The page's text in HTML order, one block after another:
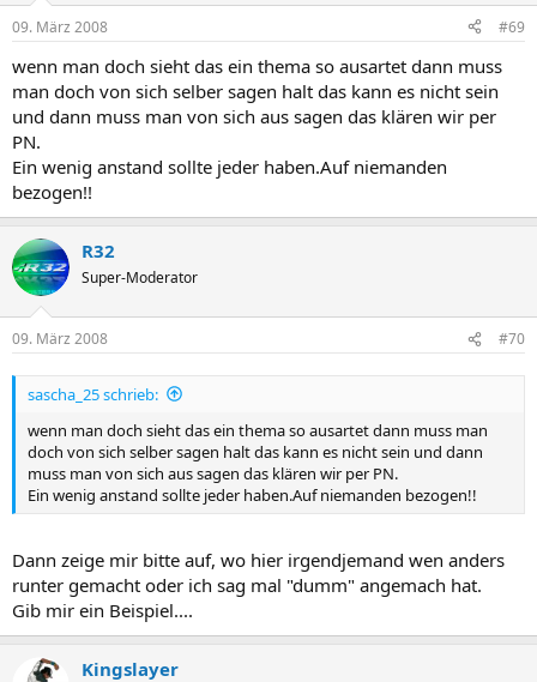
09. März 2008 #69
wenn man doch sieht das ein thema so ausartet dann muss
man doch von sich selber sagen halt das kann es nicht sein
und dann muss man von sich aus sagen das klären wir per
PN.
Ein wenig anstand sollte jeder haben.Auf niemanden
bezogen!!
R32
Super-Moderator
09. März 2008 #70
sascha_25 schrieb:
wenn man doch sieht das ein thema so ausartet dann muss man
doch von sich selber sagen halt das kann es nicht sein und dann
muss man von sich aus sagen das klären wir per PN.
Ein wenig anstand sollte jeder haben.Auf niemanden bezogen!!
Dann zeige mir bitte auf, wo hier irgendjemand wen anders
runter gemacht oder ich sag mal "dumm" angemach hat.
Gib mir ein Beispiel....​
Kingslayer